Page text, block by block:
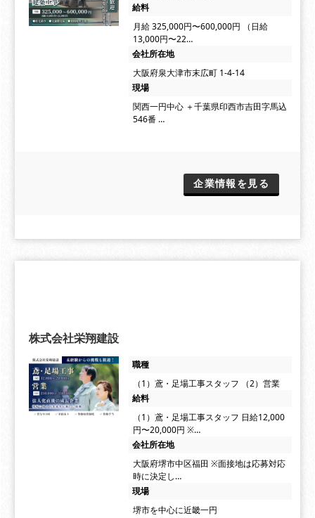
給料
月給 325,000円〜600,000円 （日給
13,000円〜22…
会社所在地
大阪府泉大津市末広町 1-4-14
現場
関西一円中心 ＋千葉県印西市吉田字馬込
546番 …
企業情報を見る
株式会社栄翔建設
職種
（1）鳶・足場工事スタッフ （2）営業
給料
（1）鳶・足場工事スタッフ 日給12,000
円〜20,000円 ※…
会社所在地
大阪府堺市中区福田 ※面接地は応募対応
時に決定し…
現場
堺市を中心に近畿一円